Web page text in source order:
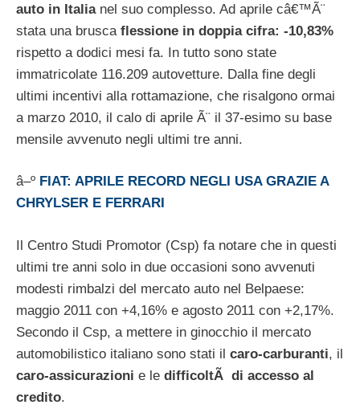
auto in Italia nel suo complesso. Ad aprile câ€™Ã¨
stata una brusca flessione in doppia cifra: -10,83%
rispetto a dodici mesi fa. In tutto sono state
immatricolate 116.209 autovetture. Dalla fine degli
ultimi incentivi alla rottamazione, che risalgono ormai
a marzo 2010, il calo di aprile Ã¨ il 37-esimo su base
mensile avvenuto negli ultimi tre anni.
â–º FIAT: APRILE RECORD NEGLI USA GRAZIE A
CHRYLSER E FERRARI
Il Centro Studi Promotor (Csp) fa notare che in questi
ultimi tre anni solo in due occasioni sono avvenuti
modesti rimbalzi del mercato auto nel Belpaese:
maggio 2011 con +4,16% e agosto 2011 con +2,17%.
Secondo il Csp, a mettere in ginocchio il mercato
automobilistico italiano sono stati il caro-carburanti, il
caro-assicurazioni e le difficoltÃ di accesso al
credito.